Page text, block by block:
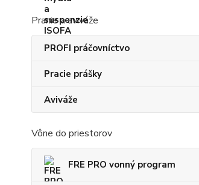
Pranie a aviváže
PROFI práčovníctvo
Pracie prášky
Aviváže
Vône do priestorov
FRE PRO vonný program